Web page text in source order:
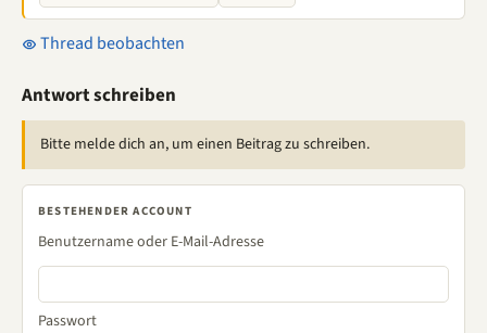
Thread beobachten
Antwort schreiben
Bitte melde dich an, um einen Beitrag zu schreiben.
BESTEHENDER ACCOUNT
Benutzername oder E-Mail-Adresse
Passwort